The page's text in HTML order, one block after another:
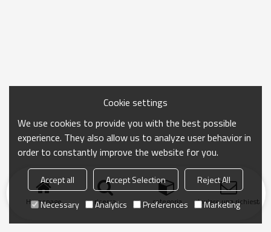
Homepage ricerca categoria Inviare una richiesta
Cookie settings
We use cookies to provide you with the best possible
experience. They also allow us to analyze user behavior in
order to constantly improve the website for you.
Accept all Accept Selection
Reject All
Necessary
Analytics Preferences Marketing